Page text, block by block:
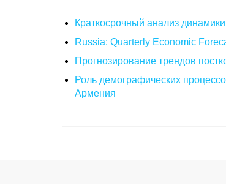
Краткосрочный анализ
Russia: Quarterly Economic
Прогнозирование трендов
Роль демографических
Армения